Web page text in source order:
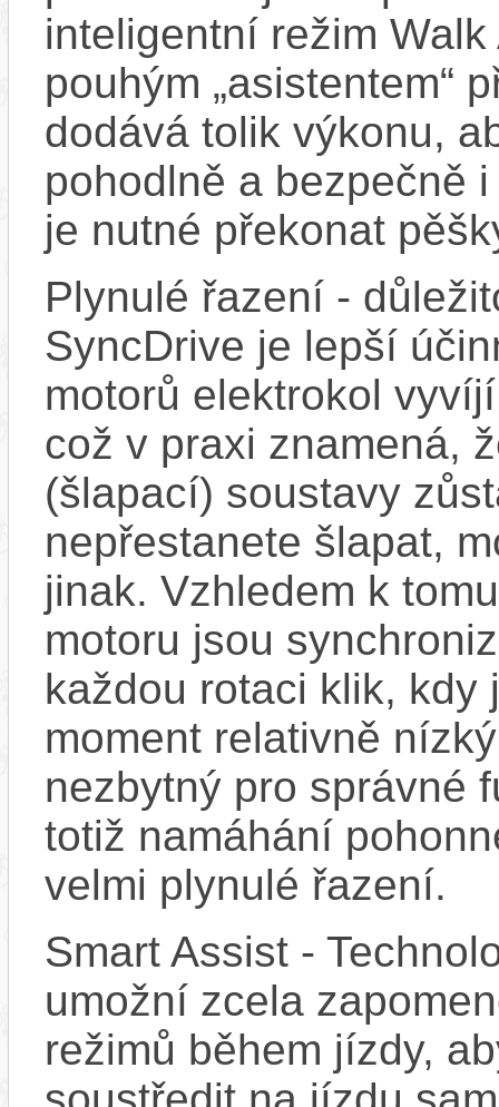
inteligentní režim
pouhým „asistentem“
dodává tolik výkonu,
pohodlně a bezpečně
je nutné překonat
Plynulé řazení -
SyncDrive je lepší
motorů elektrokol
což v praxi znamená,
(šlapací) soustavy
nepřestanete šlapat,
jinak. Vzhledem k
motoru jsou
každou rotaci klik, kdy
moment relativně
nezbytný pro správné
totiž namáhání
velmi plynulé řazení.
Smart Assist -
umožní zcela
režimů během jízdy,